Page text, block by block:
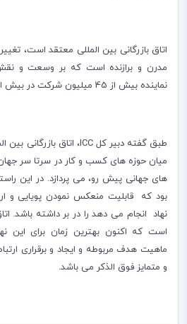
اتاق بازرگانی بین المللی معتقد است، تغییر
مدرن و برازنده است که بر وسعت و
نماینده بیش از 45 میلیون شرکت در بیش از 170کشور، تاکید می نماید.
طبق گفته دبیر کلICC، اتاق بازرگانی بین
میان حوزه های کسب و کار در سرتا سر
های جهانی پیش رو، می پردازد. در این
بود که قابلیت منعکس نمودن پویایی و
نهاد انجام می دهد را در بر داشته باشد.
است ‌که اکنون بهترین زمان برای این
ماهیت هدف مربوطه و ایجاد و برقراری
و متمایز فوق الذکر می باشد.